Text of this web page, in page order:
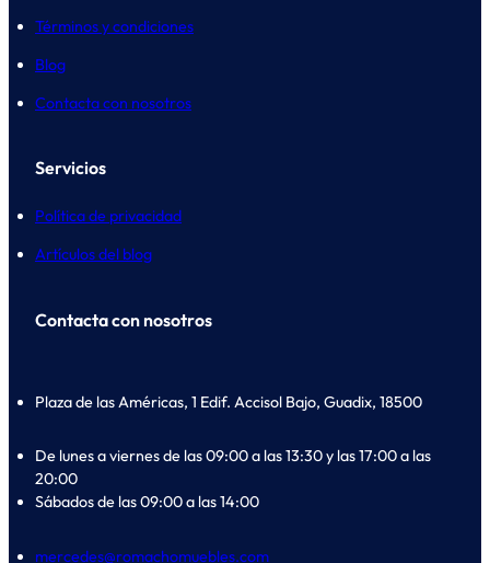
Términos y condiciones
Blog
Contacta con nosotros
Servicios
Política de privacidad
Artículos del blog
Contacta con nosotros
Plaza de las Américas, 1 Edif. Accisol Bajo, Guadix, 18500
De lunes a viernes de las 09:00 a las 13:30 y las 17:00 a las
20:00
Sábados de las 09:00 a las 14:00
mercedes@romachomuebles.com